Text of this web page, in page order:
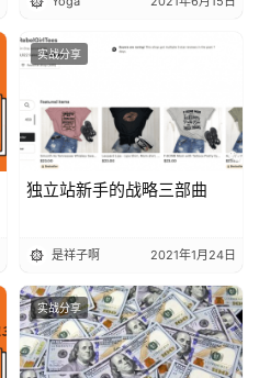
实战分享
独立站新手的战略三部曲
是祥子啊 2021年1月24日
实战分享